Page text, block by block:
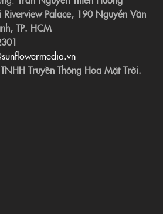
Riverview Palace, 190 Nguyễn Văn
TP. HCM
Truyền Thông Hoa Mặt Trời.